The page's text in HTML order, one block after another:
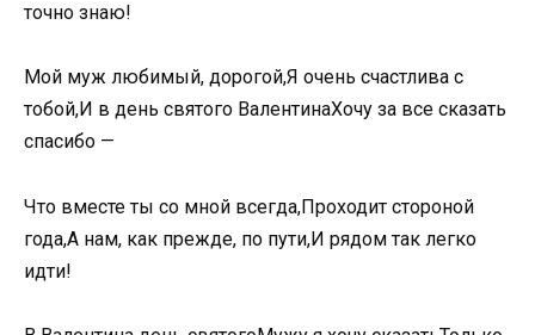
точно знаю!
Мой муж любимый, дорогой,Я очень счастлива с
тобой,И в день святого ВалентинаХочу за все сказать
спасибо —
Что вместе ты со мной всегда,Проходит стороной
года,А нам, как прежде, по пути,И рядом так легко
идти!